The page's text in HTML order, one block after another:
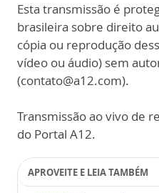
Esta transmissão é
brasileira sobre direito
cópia ou reprodução
vídeo ou áudio) sem
(contato@a12.com).
Transmissão ao vivo de
do Portal A12.
APROVEITE E LEIA TAMBÉM